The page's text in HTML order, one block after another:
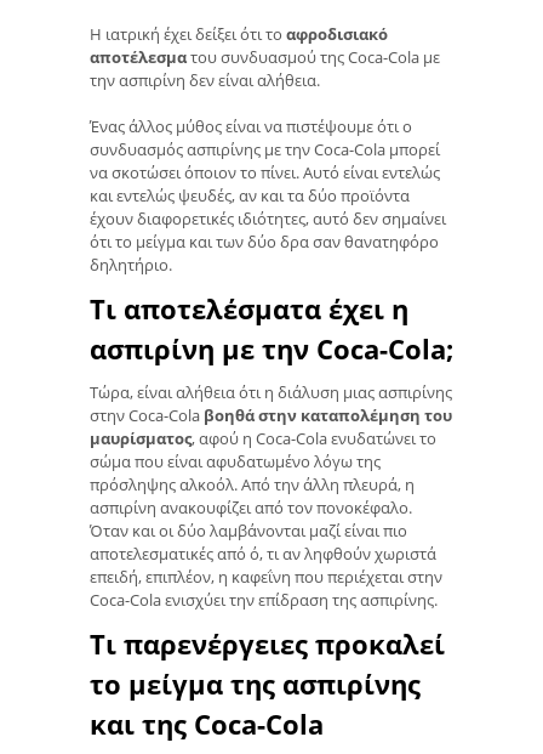
Η ιατρική έχει δείξει ότι το αφροδισιακό
αποτέλεσματου συνδυασμού της Coca-Cola με
την ασπιρίνη δεν είναι αλήθεια.
Ένας άλλος μύθος είναι να πιστέψουμε ότι ο
συνδυασμός ασπιρίνης με την Coca-Cola μπορεί
να σκοτώσει όποιον το πίνει. Αυτό είναι εντελώς
και εντελώς ψευδές, αν και τα δύο προϊόντα
έχουν διαφορετικές ιδιότητες, αυτό δεν σημαίνει
ότι το μείγμα και των δύο δρα σαν θανατηφόρο
δηλητήριο.
Τι αποτελέσματα έχει η
ασπιρίνη με την Coca-Cola;
Τώρα, είναι αλήθεια ότι η διάλυση μιας ασπιρίνης
στην Coca-Cola βοηθά στην καταπολέμηση του
μαυρίσματος, αφού η Coca-Cola ενυδατώνει το
σώμα που είναι αφυδατωμένο λόγω της
πρόσληψης αλκοόλ. Από την άλλη πλευρά, η
ασπιρίνη ανακουφίζει από τον πονοκέφαλο.
Όταν και οι δύο λαμβάνονται μαζί είναι πιο
αποτελεσματικές από ό, τι αν ληφθούν χωριστά
επειδή, επιπλέον, η καφεΐνη που περιέχεται στην
Coca-Cola ενισχύει την επίδραση της ασπιρίνης.
Τι παρενέργειες προκαλεί
το μείγμα της ασπιρίνης
και της Coca-Cola